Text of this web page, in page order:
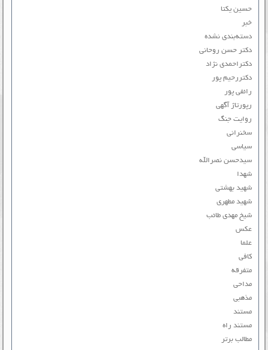
حسین یکتا
خبر
دسته‌بندی نشده
دکتر حسن روحانی
دکتراحمدی نژاد
دکتررحیم پور
رائفی پور
رپورتاژ آگهی
روایت جنگ
سخنرانی
سیاسی
سیدحسن نصرالله
شهدا
شهید بهشتی
شهید مطهری
شیخ مهدی طائب
عکس
علما
کافی
متفرقه
مداحی
مذهبی
مستند
مستند راه
مطالب برتر